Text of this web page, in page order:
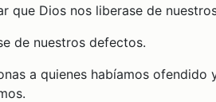
que Dios nos liberase de
de nuestros defectos.
a quienes habíamos ofendido